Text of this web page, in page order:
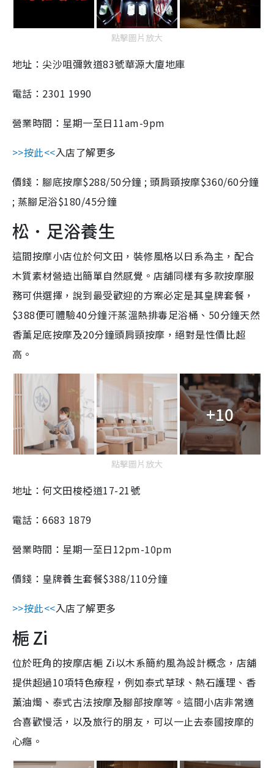
點擊圖片放大
地址：尖沙咀彌敦道83號華源大廈地庫
電話：2301 1990
營業時間：星期一至日11am-9pm
>>按此<<入店了解更多
價錢：腳底按摩$288/50分鐘 ; 頭肩頸按摩$360/60分鐘
; 蒸腳足浴$180/45分鐘
松．足浴養生
這間按摩小店位於何文田，裝修風格以日系為主，配合
木質素材營造出簡單自然感覺。店舖同樣有多款按摩服
務可供選擇，說到最受歡迎的方案必定是其皇牌套餐，
$388便可體驗40分鐘汗蒸溫熱排毒足浴桶、50分鐘天然
香薰足底按摩及20分鐘頭肩頸按摩，絕對是性價比超
高。
+10
點擊圖片放大
地址：何文田梭椏道17-21號
電話：6683 1879
營業時間：星期一至日12pm-10pm
價錢：皇牌養生套餐$388/110分鐘
>>按此<<入店了解更多
梔 Zi
位於旺角的按摩店梔 Zi以木系簡約風為設計概念，店舖
提供超過10項特色療程，例如泰式草球、熱石護理、香
薰油燭、泰式古法按摩及腳部按摩等。這間小店非常適
合喜歡慢活，以及旅行的朋友，可以一止去泰國按摩的
心癮。